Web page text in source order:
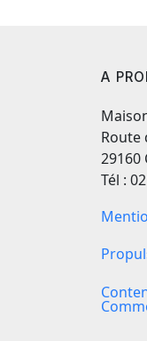
A
Route
29160
Tél :